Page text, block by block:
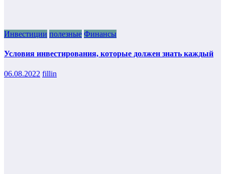
Инвестиции полезные Финансы
Условия инвестирования, которые должен знать каждый
06.08.2022 fillin